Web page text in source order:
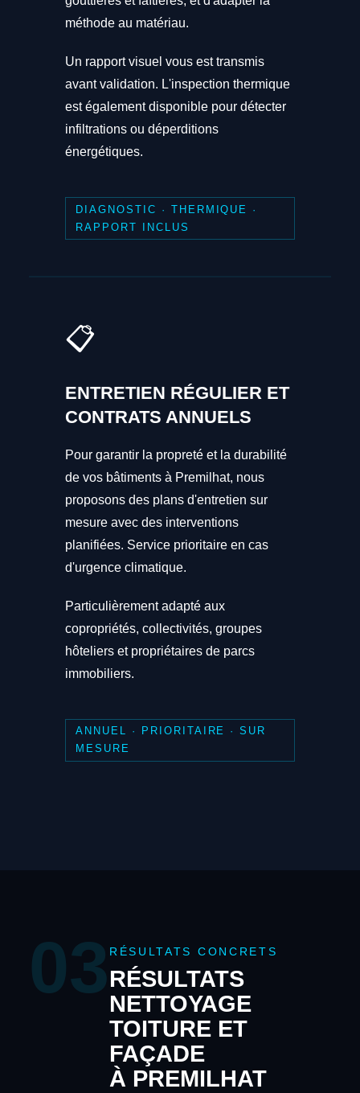
méthode au matériau.
Un rapport visuel vous est transmis
avant validation. L'inspection thermique
est également disponible pour détecter
infiltrations ou déperditions
énergétiques.
DIAGNOSTIC · THERMIQUE ·
RAPPORT INCLUS
📋
ENTRETIEN RÉGULIER ET
CONTRATS ANNUELS
Pour garantir la propreté et la durabilité
de vos bâtiments à Premilhat, nous
proposons des plans d'entretien sur
mesure avec des interventions
planifiées. Service prioritaire en cas
d'urgence climatique.
Particulièrement adapté aux
copropriétés, collectivités, groupes
hôteliers et propriétaires de parcs
immobiliers.
ANNUEL · PRIORITAIRE · SUR
MESURE
03 RÉSULTATS CONCRETS
RÉSULTATS
NETTOYAGE
TOITURE ET
FAÇADE
À PREMILHAT